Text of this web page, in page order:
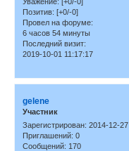
Позитив: [+0/-0]
Провел на форуме:
6 часов 54 минуты
Последний визит:
2019-10-01 11:17:17
gelene
Участник
Зарегистрирован: 2014-12-27
Приглашений: 0
Сообщений: 170